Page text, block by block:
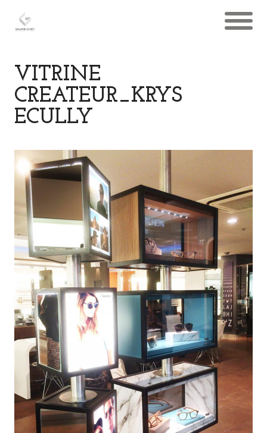
VITRINE
CREATEUR_KRYS
ECULLY